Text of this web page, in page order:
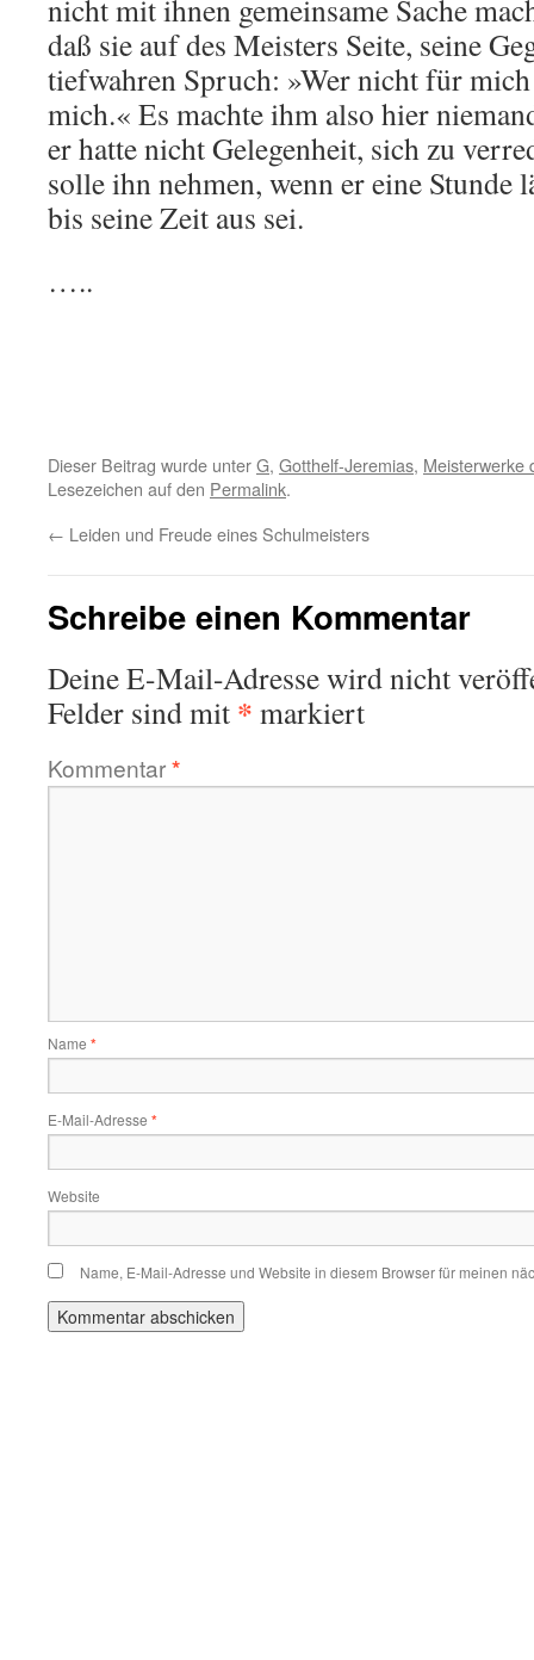
nicht mit ihnen gemeinsame Sache
daß sie auf des Meisters Seite, seine
tiefwahren Spruch: »Wer nicht für
mich.« Es machte ihm also hier
er hatte nicht Gelegenheit, sich zu
solle ihn nehmen, wenn er eine Stunde
bis seine Zeit aus sei.
…..
Dieser Beitrag wurde unterG, Gotthelf-Jeremias, Meisterwerke
Lesezeichen auf den Permalink.
← Leiden und Freude eines Schulmeisters
Schreibe einen Kommentar
Deine E-Mail-Adresse wird nicht
Felder sind mit * markiert
Kommentar*
Name *
E-Mail-Adresse *
Website
Name, E-Mail-Adresse und Website in diesem Browser für meinen